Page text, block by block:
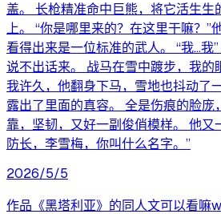
盖。 长枪精准命中巨熊，将它活生生
上。 “你是哪里来的？在这里干嘛？”
看得出来是一位标准的武人。 “我…我
说不出话来。 战马在雪中踱步，我的
我许久，他翻身下马，雪地也抖动了
露出了里面的真容。 全是伤痕的脸庞
靠，坚韧，又好一副俊俏模样。 他又
防长，李雪梅，你叫什么名字。”
2026/5/5
作品《黑塔利亚》的同人文可以看嘛